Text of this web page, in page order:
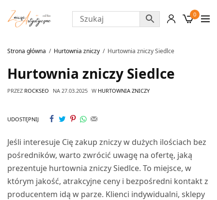
0
Strona główna Hurtownia zniczy Hurtownia zniczy Siedlce
Hurtownia zniczy Siedlce
PRZEZ ROCKSEO NA 27.03.2025 W HURTOWNIA ZNICZY
UDOSTĘPNIJ
Jeśli interesuje Cię zakup zniczy w dużych ilościach bez
pośredników, warto zwrócić uwagę na ofertę, jaką
prezentuje hurtownia zniczy Siedlce. To miejsce, w
którym jakość, atrakcyjne ceny i bezpośredni kontakt z
producentem idą w parze. Klienci indywidualni, sklepy